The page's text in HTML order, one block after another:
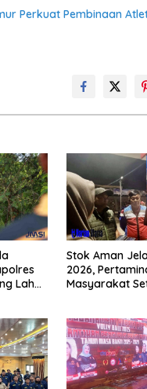
Perkuat Pembinaan
Lahan
Stok Aman
2026,
Masyarakat